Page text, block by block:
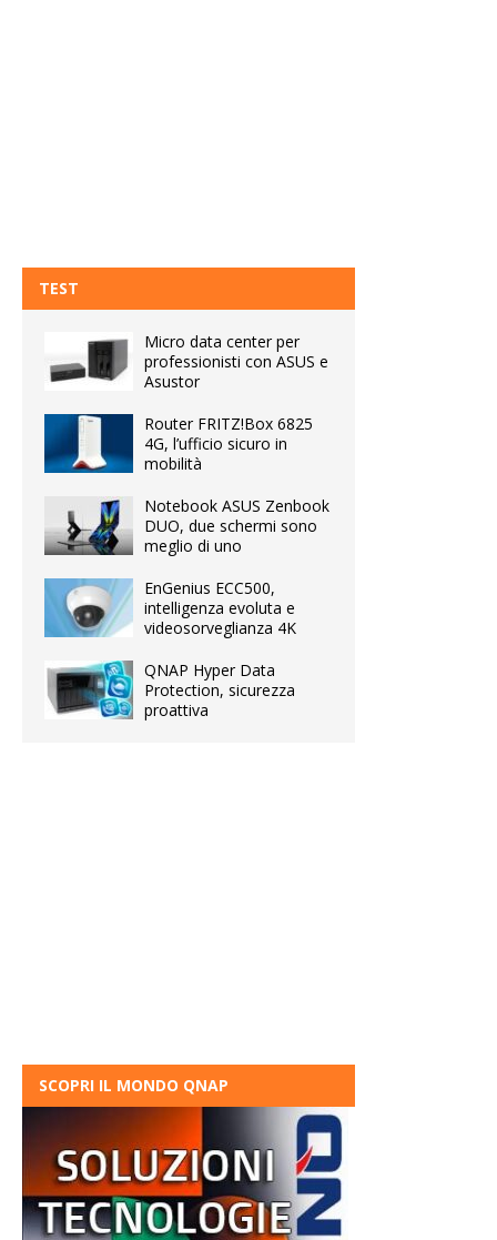
TEST
Micro data center per
professionisti con ASUS e
Asustor
Router FRITZ!Box 6825
4G, l’ufficio sicuro in
mobilità
Notebook ASUS Zenbook
DUO, due schermi sono
meglio di uno
EnGenius ECC500,
intelligenza evoluta e
videosorveglianza 4K
QNAP Hyper Data
Protection, sicurezza
proattiva
SCOPRI IL MONDO QNAP